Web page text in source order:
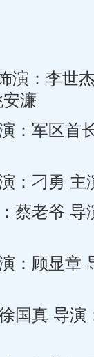
李世杰
濂
区首长
勇 主演
爷 导演
显章 导
导演：